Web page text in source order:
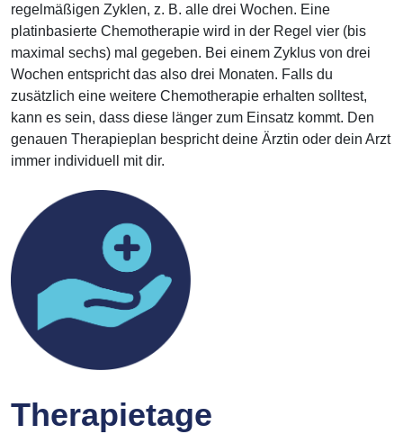
regelmäßigen Zyklen, z. B. alle drei Wochen. Eine
platinbasierte Chemotherapie wird in der Regel vier (bis
maximal sechs) mal gegeben. Bei einem Zyklus von drei
Wochen entspricht das also drei Monaten. Falls du
zusätzlich eine weitere Chemotherapie erhalten solltest,
kann es sein, dass diese länger zum Einsatz kommt. Den
genauen Therapieplan bespricht deine Ärztin oder dein Arzt
immer individuell mit dir.
Therapietage